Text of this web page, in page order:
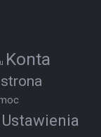
Konta
Ustawienia